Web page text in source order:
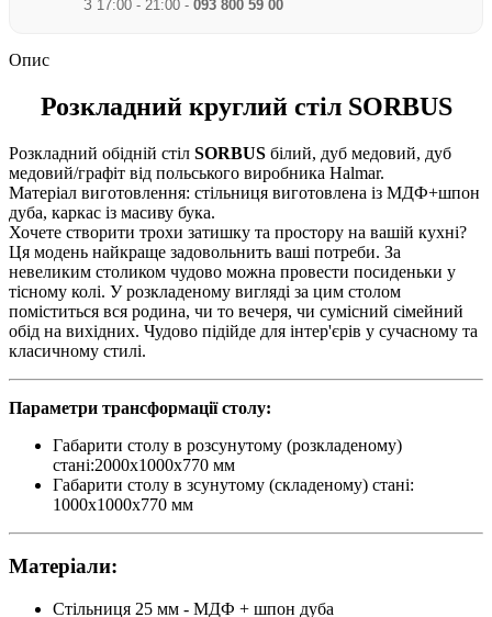
З 17:00 - 21:00 - 093 800 59 00
Опис
Розкладний круглий стіл SORBUS
Розкладний обідній стіл SORBUS білий, дуб медовий, дуб
медовий/графіт від польського виробника Halmar.
Матеріал виготовлення: стільниця виготовлена із МДФ+шпон
дуба, каркас із масиву бука.
Хочете створити трохи затишку та простору на вашій кухні?
Ця модень найкраще задовольнить ваші потреби. За
невеликим столиком чудово можна провести посиденьки у
тісному колі. У розкладеному вигляді за цим столом
поміститься вся родина, чи то вечеря, чи сумісний сімейний
обід на вихідних. Чудово підійде для інтер'єрів у сучасному та
класичному стилі.
Параметри трансформації столу:
Габарити столу в розсунутому (розкладеному)
стані:2000х1000х770 мм
Габарити столу в зсунутому (складеному) стані:
1000х1000х770 мм
Матеріали:
Стільниця 25 мм - МДФ + шпон дуба